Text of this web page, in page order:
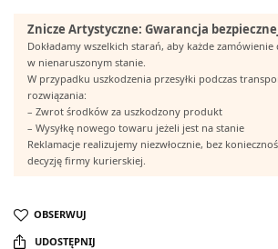
Znicze Artystyczne: Gwarancja
Dokładamy wszelkich starań, aby każde
w nienaruszonym stanie.
W przypadku uszkodzenia przesyłki podczas
rozwiązania:
– Zwrot środków za uszkodzony produkt
– Wysyłkę nowego towaru jeżeli jest na stanie
Reklamacje realizujemy niezwłocznie, bez
decyzję firmy kurierskiej.
OBSERWUJ
UDOSTĘPNIJ